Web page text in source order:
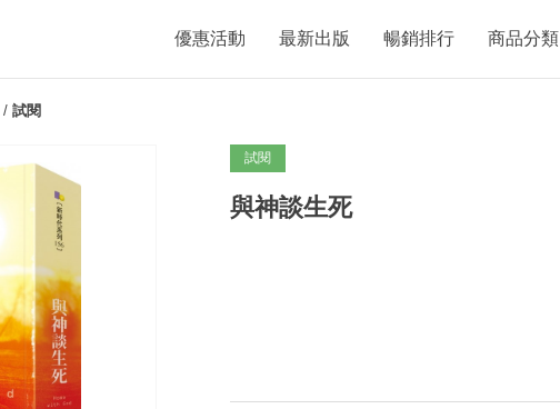
優惠活動 最新出版 暢銷排行 商品分類
/ 試閱
試閱
與神談生死